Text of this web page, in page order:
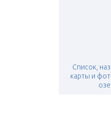
Список,
карты и